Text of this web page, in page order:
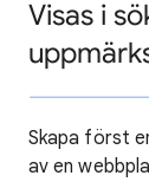
Visas i
Skapa först
av en